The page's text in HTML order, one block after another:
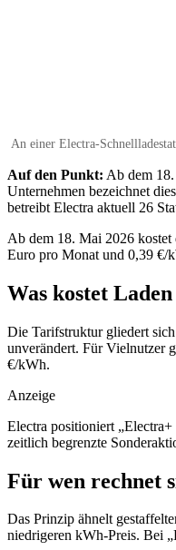
An einer Electra-
Auf den Punkt: Ab dem
Unternehmen bezeichnet
betreibt Electra aktuell 26
Ab dem 18. Mai 2026
Euro pro Monat und 0,39 €/
Was kostet
Die Tarifstruktur gliedert
unverändert. Für Vielnutzer
€/kWh.
Anzeige
Electra positioniert
zeitlich begrenzte
Für wen rechnet
Das Prinzip ähnelt
niedrigeren kWh-Preis. Bei